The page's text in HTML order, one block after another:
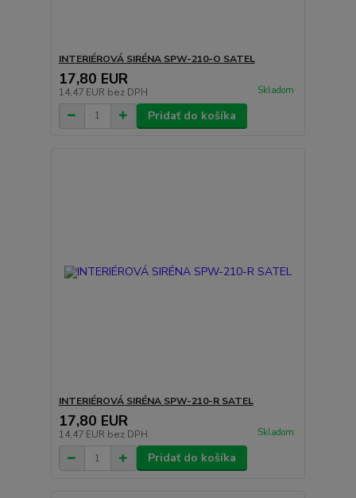
INTERIÉROVÁ SIRÉNA SPW-210-O SATEL
17,80 EUR
14,47 EUR bez DPH Skladom
Pridať do košíka
INTERIÉROVÁ SIRÉNA SPW-210-R SATEL
17,80 EUR
14,47 EUR bez DPH Skladom
Pridať do košíka